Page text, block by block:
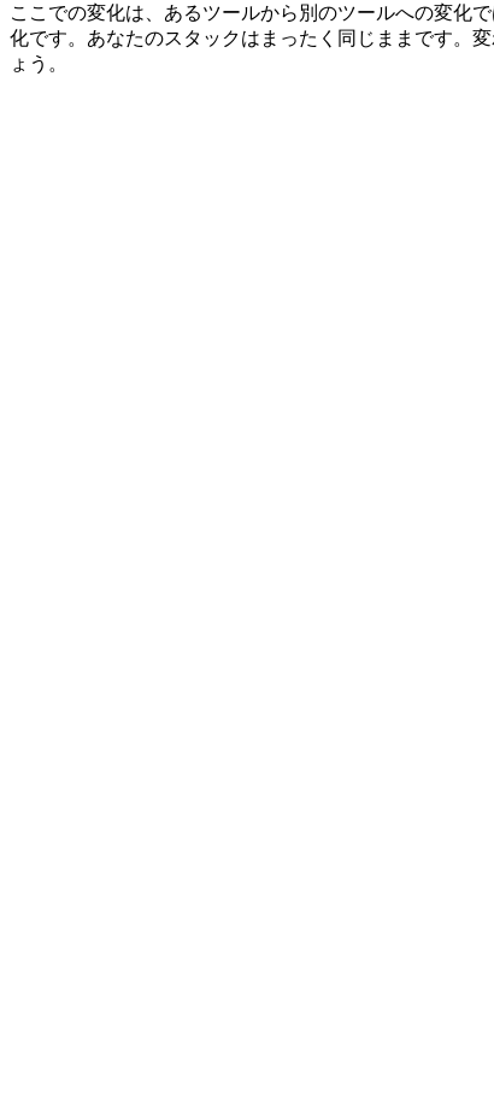
ここでの変化は、あるツールから別のツールへの変化
化です。あなたのスタックはまったく同じままです。
ょう。